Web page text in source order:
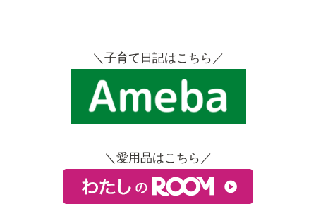
＼子育て日記はこちら／
＼愛用品はこちら／